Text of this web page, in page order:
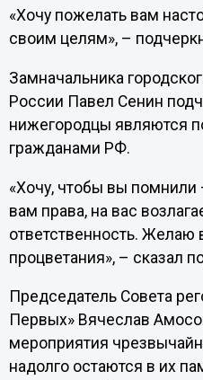
«Хочу пожелать вам
своим целям», –
Замначальника
России Павел Сенин
нижегородцы являются
гражданами РФ.
«Хочу, чтобы вы помнили
вам права, на вас
ответственность. Желаю
процветания», – сказал
Председатель Совета
Первых» Вячеслав
мероприятия
надолго остаются в их